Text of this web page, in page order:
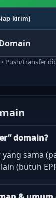
kirim)
• Push/transfer
domain?
sama
(butuh